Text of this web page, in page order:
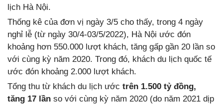
lịch Hà Nội.
Thống kê của đơn vị ngày 3/5 cho thấy, trong 4 ngày
nghỉ lễ (từ ngày 30/4-03/5/2022), Hà Nội ước đón
khoảng hơn 550.000 lượt khách, tăng gấp gần 20 lần so
với cùng kỳ năm 2020. Trong đó, khách du lịch quốc tế
ước đón khoảng 2.000 lượt khách.
Tổng thu từ khách du lịch ước trên 1.500 tỷ đồng,
tăng 17 lần so với cùng kỳ năm 2020 (do năm 2021 dịp